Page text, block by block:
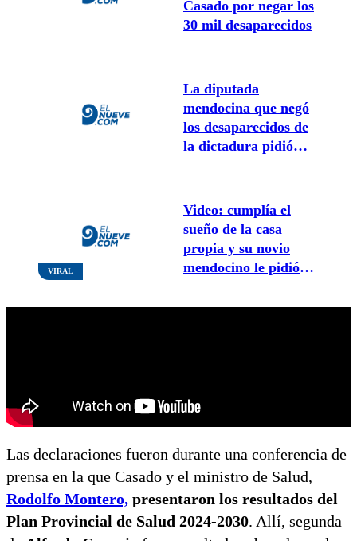
Casado por negar los
30 mil desaparecidos
La diputada
mendocina que negó
los desaparecidos de
la dictadura pidió
VIRAL
Video: cumplía el
sueño de la casa
propia y su novio
mendocino le pidió
Las declaraciones fueron durante una conferencia de
prensa en la que Casado y el ministro de Salud,
Rodolfo Montero, presentaron los resultados del
Plan Provincial de Salud 2024-2030. Allí, segunda